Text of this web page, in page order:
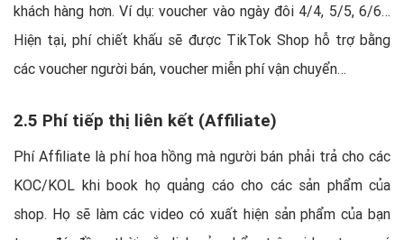
khách hàng hơn. Ví dụ: voucher vào ngày đôi 4/4, 5/5, 6/6…
Hiện tại, phí chiết khấu sẽ được TikTok Shop hỗ trợ bằng
các voucher người bán, voucher miễn phí vận chuyển…
2.5 Phí tiếp thị liên kết (Affiliate)
Phí Affiliate là phí hoa hồng mà người bán phải trả cho các
KOC/KOL khi book họ quảng cáo cho các sản phẩm của
shop. Họ sẽ làm các video có xuất hiện sản phẩm của bạn